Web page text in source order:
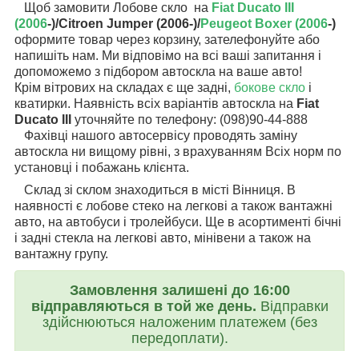
Щоб замовити Лобове скло на Fiat Ducato III
(2006-)/Citroen Jumper (2006-)/Peugeot Boxer (2006-)
оформите товар через корзину, зателефонуйте або
напишіть нам. Ми відповімо на всі ваші запитання і
допоможемо з підбором автоскла на ваше авто!
Крім вітрових на складах є ще задні, бокове скло і
кватирки. Наявність всіх варіантів автоскла на Fiat
Ducato III уточняйте по телефону: (098)90-44-888
Фахівці нашого автосервісу проводять заміну
автоскла ни вищому рівні, з врахуванням Всіх норм по
установці і побажань клієнта.
Склад зі склом знаходиться в місті Вінниця. В
наявності є лобове стеко на легкові а також вантажні
авто, на автобуси і тролейбуси. Ще в асортименті бічні
і задні стекла на легкові авто, мінівени а також на
вантажну групу.
Замовлення залишені до 16:00
відправляються в той же день. Відправки
здійснюються наложеним платежем (без
передоплати).